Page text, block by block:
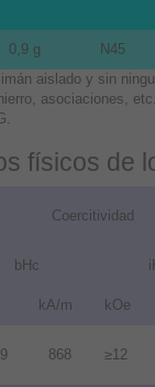
0,9 g N45
aislado y sin
asociaciones,
físicos de
Coercitividad
bHc
kA/m kOe
868 ≥12